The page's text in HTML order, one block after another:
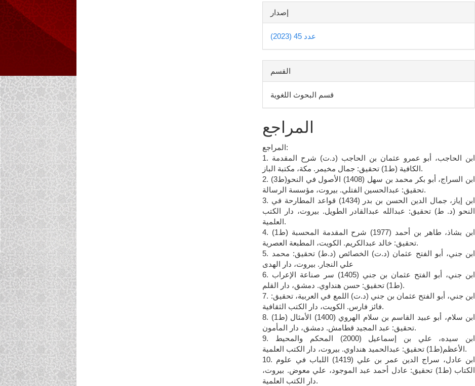
إصدار
عدد 45 (2023)
القسم
قسم البحوث اللغوية
المراجع
المراجع:
1. ابن الحاجب، أبو عمرو عثمان بن الحاجب (د.ت) شرح المقدمة
الكافية (ط1) تحقيق: جمال مخيمر. مكة، مكتبة الباز.
2. ابن السراج، أبو بكر محمد بن سهل (1408) الأصول في النحو(ط3)
تحقيق: عبدالحسين الفتلي. بيروت، مؤسسة الرسالة.
3. ابن إياز، جمال الدين الحسن بن بدر (1434) قواعد المطارحة في
النحو (د. ط) تحقيق: عبدالله عبدالقادر الطويل. بيروت، دار الكتب
العلمية.
4. ابن بشاذ، طاهر بن أحمد (1977) شرح المقدمة المحسبة (ط1)
تحقيق: خالد عبدالكريم. الكويت، المطبعة العصرية.
5. ابن جني، أبو الفتح عثمان (د.ت) الخصائص (د.ط) تحقيق: محمد
علي النجار. بيروت، دار الهدى
6. ابن جني، أبو الفتح عثمان بن جني (1405) سر صناعة الإعراب
(ط1) تحقيق: حسن هنداوي. دمشق، دار القلم.
7. ابن جني، أبو الفتح عثمان بن جني (د.ت) اللمع في العربية، تحقيق:
فائز فارس. الكويت، دار الكتب الثقافية.
8. ابن سلام، أبو عبيد القاسم بن سلام الهروي (1400) الأمثال (ط1)
تحقيق: عبد المجيد قطامش. دمشق، دار المأمون.
9. ابن سيده، علي بن إسماعيل (2000) المحكم والمحيط
الأعظم(ط1) تحقيق: عبدالحميد هنداوي. بيروت، دار الكتب العلمية.
10. ابن عادل، سراج الدين عمر بن علي (1419) اللباب في علوم
الكتاب (ط1) تحقيق: عادل أحمد عبد الموجود، علي معوض. بيروت،
دار الكتب العلمية.